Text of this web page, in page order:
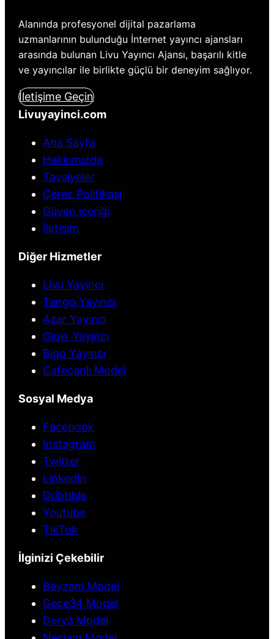
Alanında profesyonel dijital pazarlama
uzmanlarının bulunduğu İnternet yayıncı ajansları
arasında bulunan Livu Yayıncı Ajansı, başarılı kitle
ve yayıncılar ile birlikte güçlü bir deneyim sağlıyor.
İletişime Geçin
Livuyayinci.com
Ana Sayfa
Hakkımızda
Tavsiyeler
Çerez Politikası
Güven içeriği
İletişim
Diğer Hizmetler
Livu Yayıncı
Tango Yayıncı
Azar Yayıncı
Glow Yayıncı
Bigo Yayıncı
Cafecanlı Model
Sosyal Medya
Facebook
Instagram
Twitter
LinkedIn
Dribbble
Youtube
TikTok
İlginizi Çekebilir
Beyzam Model
Gece34 Model
Derya Model